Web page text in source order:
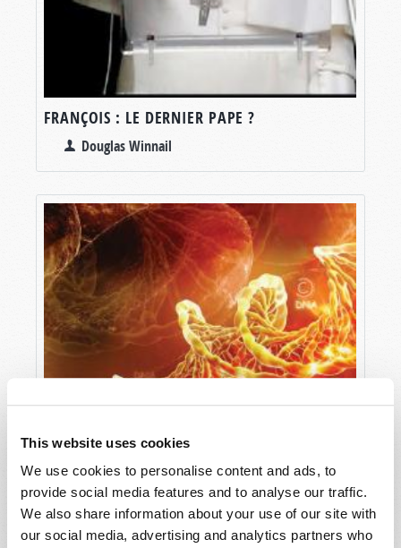
This website uses cookies
We use cookies to personalise content and ads, to
provide social media features and to analyse our traffic.
We also share information about your use of our site with
our social media, advertising and analytics partners who
FRANÇOIS : LE DERNIER PAPE ?
Douglas Winnail